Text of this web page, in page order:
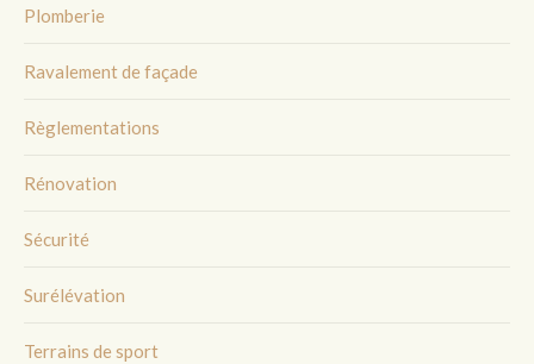
Plomberie
Ravalement de façade
Règlementations
Rénovation
Sécurité
Surélévation
Terrains de sport